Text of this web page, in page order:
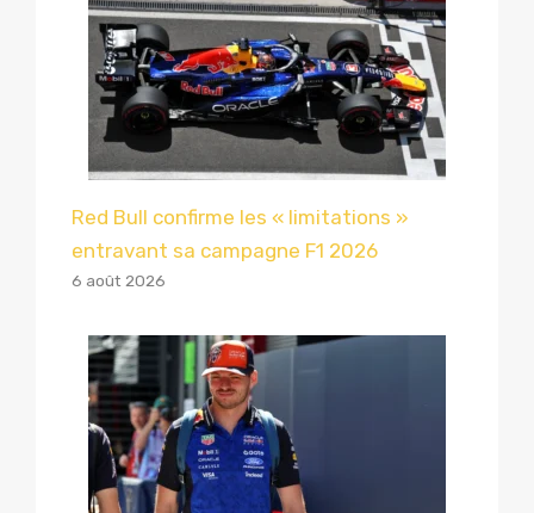
Red Bull confirme les « limitations »
entravant sa campagne F1 2026
6 août 2026